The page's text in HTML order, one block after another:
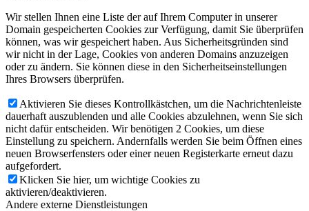
Wir stellen Ihnen eine Liste der auf Ihrem Computer in unserer
Domain gespeicherten Cookies zur Verfügung, damit Sie überprüfen
können, was wir gespeichert haben. Aus Sicherheitsgründen sind
wir nicht in der Lage, Cookies von anderen Domains anzuzeigen
oder zu ändern. Sie können diese in den Sicherheitseinstellungen
Ihres Browsers überprüfen.
Aktivieren Sie dieses Kontrollkästchen, um die Nachrichtenleiste
dauerhaft auszublenden und alle Cookies abzulehnen, wenn Sie sich
nicht dafür entscheiden. Wir benötigen 2 Cookies, um diese
Einstellung zu speichern. Andernfalls werden Sie beim Öffnen eines
neuen Browserfensters oder einer neuen Registerkarte erneut dazu
aufgefordert.
Klicken Sie hier, um wichtige Cookies zu
aktivieren/deaktivieren.
Andere externe Dienstleistungen